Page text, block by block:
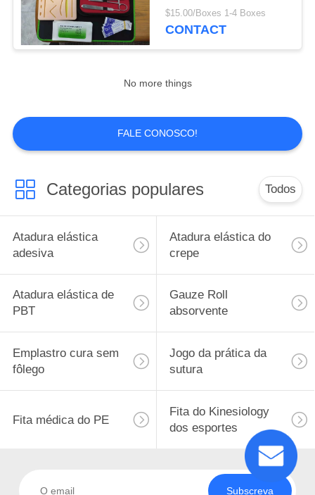
sutura
$15.00/Boxes 1-4 Boxes
CONTACT
No more things
FALE CONOSCO!
Categorias populares Todos
Atadura elástica
adesiva
Atadura elástica do
crepe
Atadura elástica de
PBT
Gauze Roll
absorvente
Emplastro cura sem
fôlego
Jogo da prática da
sutura
Fita médica do PE
Fita do Kinesiology
dos esportes
Subscreva